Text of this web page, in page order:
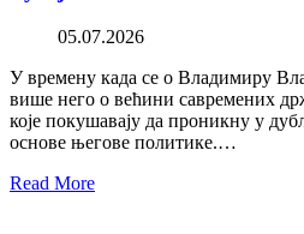
05.07.2026
У времену када се о Владимиру
више него о већини савремених
које покушавају да проникну у
основе његове политике.…
Read More